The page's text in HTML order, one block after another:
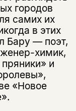
городов
самих их
в этих
Бару — поэт,
химик,
и
«Новое